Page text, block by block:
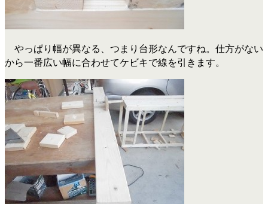
やっぱり幅が異なる、つまり台形なんですね。仕方がない
から一番広い幅に合わせてケビキで線を引きます。